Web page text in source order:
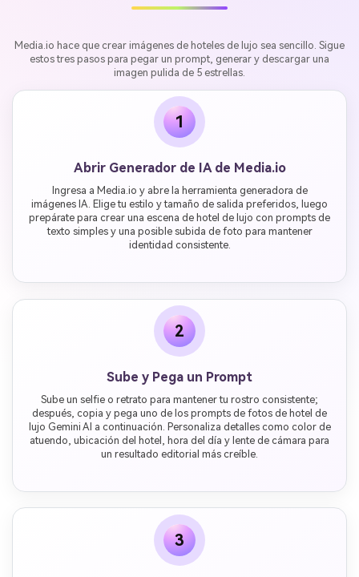
Media.io hace que crear imágenes de hoteles de lujo sea sencillo. Sigue
estos tres pasos para pegar un prompt, generar y descargar una
imagen pulida de 5 estrellas.
1
Abrir Generador de IA de Media.io
Ingresa a Media.io y abre la herramienta generadora de
imágenes IA. Elige tu estilo y tamaño de salida preferidos, luego
prepárate para crear una escena de hotel de lujo con prompts de
texto simples y una posible subida de foto para mantener
identidad consistente.
2
Sube y Pega un Prompt
Sube un selfie o retrato para mantener tu rostro consistente;
después, copia y pega uno de los prompts de fotos de hotel de
lujo Gemini AI a continuación. Personaliza detalles como color de
atuendo, ubicación del hotel, hora del día y lente de cámara para
un resultado editorial más creíble.
3